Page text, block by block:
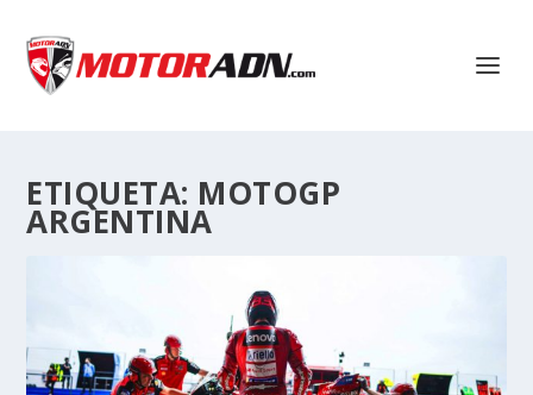
ETIQUETA: MOTOGP
ARGENTINA